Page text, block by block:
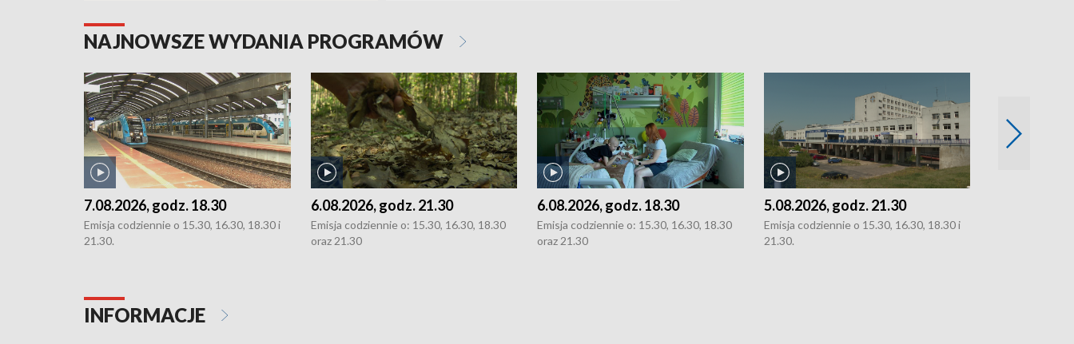
NAJNOWSZE WYDANIA PROGRAMÓW
7.08.2026, godz. 18.30
Emisja codziennie o 15.30, 16.30, 18.30 i
21.30.
6.08.2026, godz. 21.30
Emisja codziennie o: 15.30, 16.30, 18.30
oraz 21.30
6.08.2026, godz. 18.30
Emisja codziennie o: 15.30, 16.30, 18.30
oraz 21.30
5.08.2026, godz. 21.30
Emisja codziennie o 15.30, 16.30, 18.30 i
21.30.
INFORMACJE